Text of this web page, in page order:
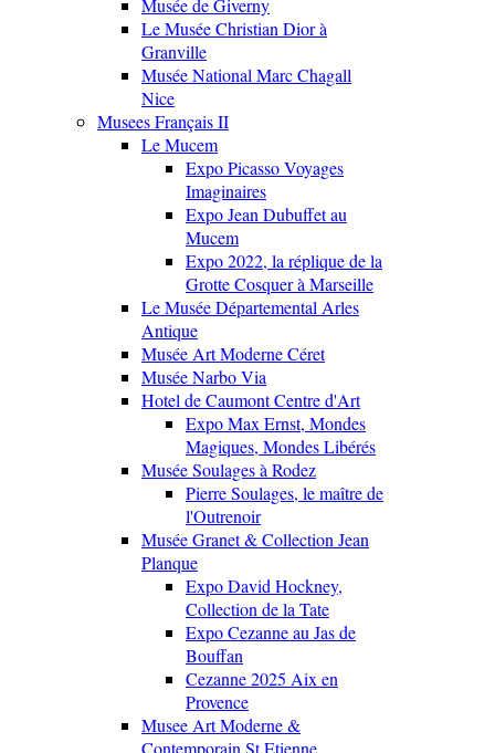
Musée de Giverny
Le Musée Christian Dior à
Granville
Musée National Marc Chagall
Nice
Musees Français II
Le Mucem
Expo Picasso Voyages
Imaginaires
Expo Jean Dubuffet au
Mucem
Expo 2022, la réplique de la
Grotte Cosquer à Marseille
Le Musée Départemental Arles
Antique
Musée Art Moderne Céret
Musée Narbo Via
Hotel de Caumont Centre d'Art
Expo Max Ernst, Mondes
Magiques, Mondes Libérés
Musée Soulages à Rodez
Pierre Soulages, le maître de
l'Outrenoir
Musée Granet & Collection Jean
Planque
Expo David Hockney,
Collection de la Tate
Expo Cezanne au Jas de
Bouffan
Cezanne 2025 Aix en
Provence
Musee Art Moderne &